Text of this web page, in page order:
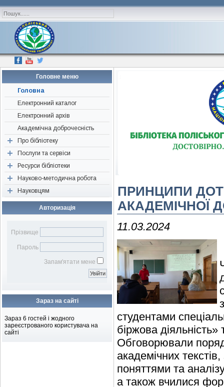
Головне меню
Головна
Електронний каталог
Електронний архів
Академічна доброчесність
Про бібліотеку
Наші друзі, партнери,
спонсори
Історична довідка
Структура
Нормативні документи
Послуги та сервіси
Перевірка «на плагіат»
Консультація
Визначення індексів
Підбір літератури
Редагування джерел
Віртуальна довідка
Електронна доставка
документів
Ресурси бібліотеки
Періодичні видання
Ресурси відкритого доступу
Нові надходження
Бібліографічні видання
Віртуальна виставка
Науково-методична робота
Об’єднання бібліотек
Конференції, семінари,
тренінги
Бібліотечному фахівцю
Науковцям
Авторам наукових публікацій
Поради для написання
наукових робіт
Бібліометрика української
науки
Підбір журналів для
Авторизація
Прізвище
Пароль
Запам'ятати мене
Зараз на сайті
Зараз 6 гостей і жодного
зареєстрованого користувача на
сайті
ПРИНЦИПИ
АКАДЕМІЧНОЇ
11.03.2024
студентами
біржова
Обговорювали
академічних
поняттями та
а також вчилися